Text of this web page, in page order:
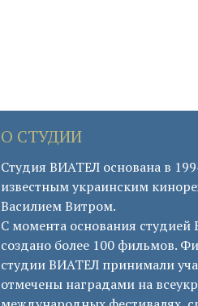
О СТУДИИ
Студия ВИАТЕЛ основана в
известным украинским
Василием Витром.
С момента основания
создано более 100 фильмов.
студии ВИАТЕЛ принимали
отмечены наградами на